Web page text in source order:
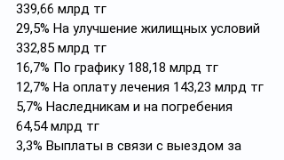
339,66 млрд тг
29,5% На улучшение жилищных условий
332,85 млрд тг
16,7% По графику 188,18 млрд тг
12,7% На оплату лечения 143,23 млрд тг
5,7% Наследникам и на погребения
64,54 млрд тг
3,3% Выплаты в связи с выездом за